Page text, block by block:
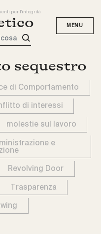
per l'integrità
sequestro
di Comportamento
di interessi
molestie sul lavoro
e
Revolving Door
Trasparenza